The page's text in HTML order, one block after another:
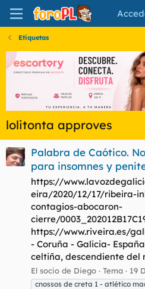
Etiquetas
lolitonta approves
Palabra de Caótico.
para insomnes y
https://
eira/2020/12/17/ribeira-
contagios-abocaron-
cierre/
https://www.riveira.es/
- Coruña - Galicia-
celtiña, descendiente del
El socio de Diego Tema 19
cnossos de creta 1 - atlético